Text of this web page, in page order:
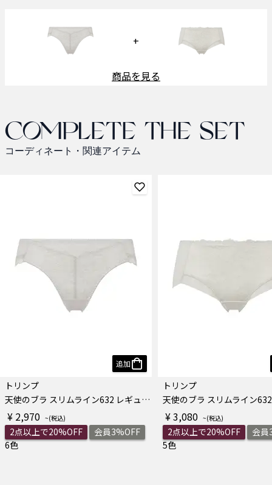
+
商品を見る
Complete the set
コーディネート・関連アイテム
追加
トリンプ
天使のブラ スリムライン632 レギュラーショーツ
¥ 2,970
2点以上で20%OFF
会員3%OFF
6色
トリンプ
¥ 3,080
2点以上で20%OFF
会員
5色